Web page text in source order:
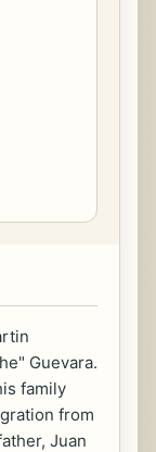
Guevara.
family
from
Juan